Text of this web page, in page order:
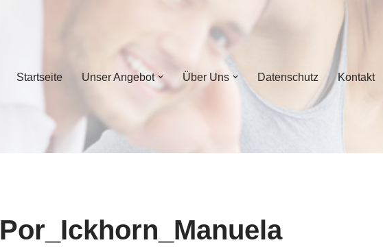
Startseite Unser Angebot Über Uns Datenschutz Kontakt
Por_Ickhorn_Manuela